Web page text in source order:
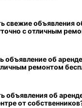
свежие объявления
квартиры посуточно с
объявление об
посуточно
объявления об
посуточно в центре от